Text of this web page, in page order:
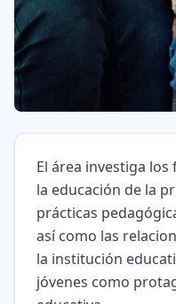
El área investiga
la educación de la
prácticas
así como las
la institución
jóvenes como